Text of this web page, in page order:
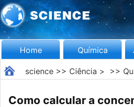
Home Química
science>> Ciência > >>
Como calcular a